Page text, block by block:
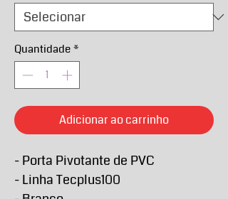
Quantidade*
Adicionar ao carrinho
- Porta Pivotante de PVC
- Linha Tecplus100